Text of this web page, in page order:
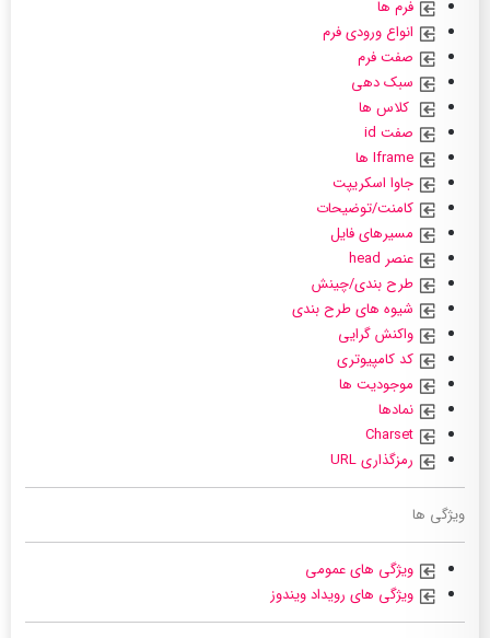
فرم ها
انواع ورودی فرم
صفت فرم
سبک دهی
کلاس ها
صفت id
جاوا اسکریپت
کامنت/توضیحات
مسیرهای فایل
عنصر head
طرح بندی/چینش
شیوه های طرح بندی
واکنش گرایی
کد کامپیوتری
موجودیت ها
نمادها
رمزگذاری URL
ویژگی ها
ویژگی های عمومی
ویژگی های رویداد ویندوز